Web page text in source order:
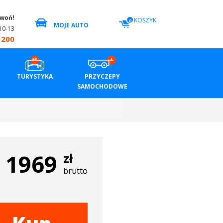
13
MOJE AUTO
0 KOSZYK
TURYSTYKA
PRZYCZEPY
SAMOCHODOWE
1969 zł
brutto